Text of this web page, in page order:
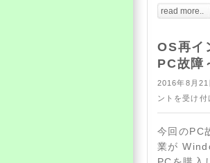
read more..
OS再イ
PC故障
2016年8月
ントを受け付
今回のPC
業が